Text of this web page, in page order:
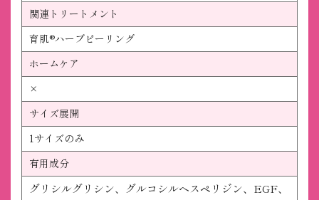
関連トリートメント
育肌®ハーブピーリング
ホームケア
×
サイズ展開
1サイズのみ
有用成分
グリシルグリシン、 グルコシルヘスペリジン、 EGF、